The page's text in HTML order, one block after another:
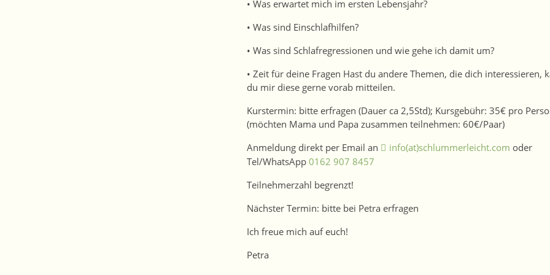
• Was erwartet mich im ersten Lebensjahr?
• Was sind Einschlafhilfen?
• Was sind Schlafregressionen und wie gehe ich damit um?
• Zeit für deine Fragen Hast du andere Themen, die dich interessieren,
du mir diese gerne vorab mitteilen.
Kurstermin: bitte erfragen (Dauer ca 2,5Std); Kursgebühr: 35€ pro
(möchten Mama und Papa zusammen teilnehmen: 60€/Paar)
Anmeldung direkt per Email an
info(at)schlummerleicht.com oder
Tel/WhatsApp 0162 907 8457
Teilnehmerzahl begrenzt!
Nächster Termin: bitte bei Petra erfragen
Ich freue mich auf euch!
Petra